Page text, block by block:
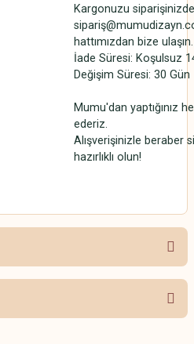
Kargonuzu
hattımızdan bize ulaşın.
İade Süresi: Koşulsuz
Değişim Süresi: 30 Gün
Mumu'dan yaptığınız
ederiz.
Alışverişinizle beraber
hazırlıklı olun!